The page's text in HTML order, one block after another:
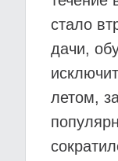
стало
дачи,
летом,